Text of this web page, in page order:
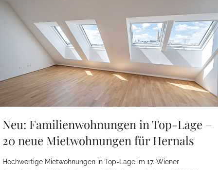
Neu: Familienwohnungen in Top-Lage –
20 neue Mietwohnungen für Hernals
Hochwertige Mietwohnungen in Top-Lage im 17. Wiener